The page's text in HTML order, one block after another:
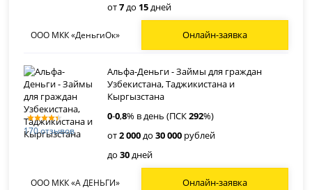
от7до 15дней
ООО МКК «ДеньгиОк» Онлайн-заявка
170 отзывов
Альфа-Деньги - Займы для граждан
Узбекистана, Таджикистана и
Кыргызстана
0-0,8% в день (ПСК292%)
от2 000до30 000 рублей
до30дней
ООО МКК «А ДЕНЬГИ» Онлайн-заявка